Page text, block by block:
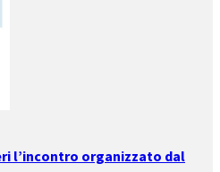
l’incontro organizzato dal